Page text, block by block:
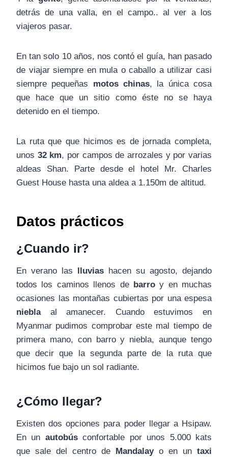
detrás de una valla, en el campo.. al ver a los
viajeros pasar.
En tan solo 10 años, nos contó el guía, han pasado
de viajar siempre en mula o caballo a utilizar casi
siempre pequeñas motos chinas, la única cosa
que hace que un sitio como éste no se haya
detenido en el tiempo.
La ruta que que hicimos es de jornada completa,
unos 32 km, por campos de arrozales y por varias
aldeas Shan. Parte desde el hotel Mr. Charles
Guest House hasta una aldea a 1.150m de altitud.
Datos prácticos
¿Cuando ir?
En verano las lluvias hacen su agosto, dejando
todos los caminos llenos de barroy en muchas
ocasiones las montañas cubiertas por una espesa
nieblaal amanecer. Cuando estuvimos en
Myanmar pudimos comprobar este mal tiempo de
primera mano, con barro y niebla, aunque tengo
que decir que la segunda parte de la ruta que
hicimos fue bajo un sol radiante.
¿Cómo llegar?
Existen dos opciones para poder llegar a Hsipaw.
En un autobúsconfortable por unos 5.000 kats
que sale del centro de
Mandalayo en un taxi